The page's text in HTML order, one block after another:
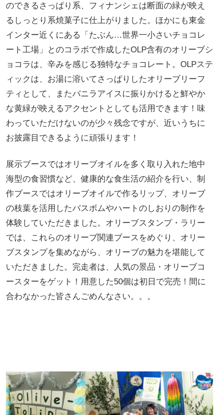
のできるさっぱり系、フィナンシェは断面の緑が映え
るしっとり系焼菓子に仕上がりました。ほかにも東金
インター近くにある「たぶん…世界一小さいチョコレ
ート工場」とのコラボで作成したOLP含有のオリーブシ
ョコラは、辛みを感じる独特なチョコレート。OLPステ
ィックは、お湯に溶いてさっぱりしたオリーブリーフ
ティとして、またバニラアイスに振りかけると鮮やか
な黄緑が映えるアクセントとしても活用できます！味
わっていただけないのが少々残念ですが、近いうちに
お披露目できるように頑張ります！
展示ブースではオリーブオイルを多く取り入れた地中
海型の食習慣など、健康的な食生活の紹介を行い、制
作ブースではオリーブオイルで作るリップ、オリーブ
の枝葉を活用したバスボムやハートのしおりの制作を
体験していただきました。オリーブスタンプ・ラリー
では、これらのオリーブ関連ブースをめぐり、オリー
ブスタンプを集めながら、オリーブの魅力を堪能して
いただきました。完走者は、人気の景品・オリーブコ
ースターをゲット！用意した50個は初日で完売！間に
合わなかった皆さんごめんなさい。。。